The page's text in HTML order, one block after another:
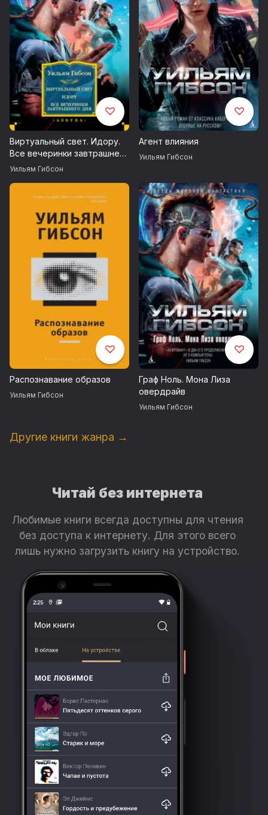
Виртуальный свет. Идору.
Все вечеринки завтрашнего
дня
Уильям Гибсон
Агент влияния
Уильям Гибсон
Распознавание образов
Уильям Гибсон
Граф Ноль. Мона Лиза
овердрайв
Уильям Гибсон
Другие книги жанра →
Читай без интернета
Любимые книги всегда доступны для чтения
без доступа к интернету. Для этого всего
лишь нужно загрузить книгу на устройство.